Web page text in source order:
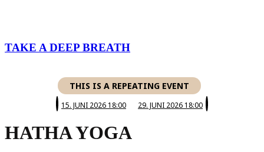
TAKE A DEEP BREATH
THIS IS A REPEATING EVENT
15. JUNI 2026 18:00 29. JUNI 2026 18:00
HATHA YOGA